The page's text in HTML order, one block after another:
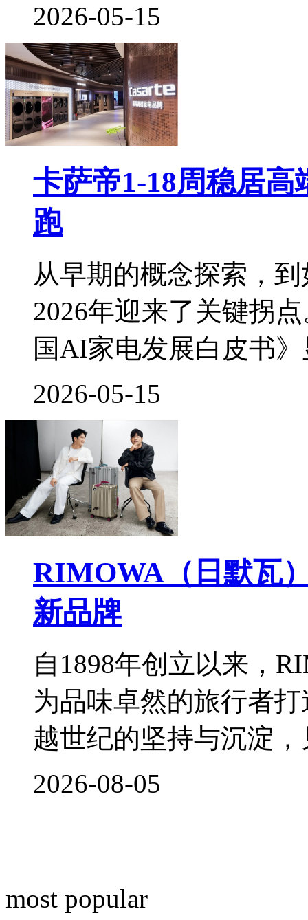
2026-05-15
卡萨帝1-18周稳居
跑
从早期的概念探索，
2026年迎来了关键拐
国AI家电发展白皮书
2026-05-15
RIMOWA（日默瓦
新品牌
自1898年创立以来，
为品味卓然的旅行者
越世纪的坚持与沉淀
2026-08-05
most popular